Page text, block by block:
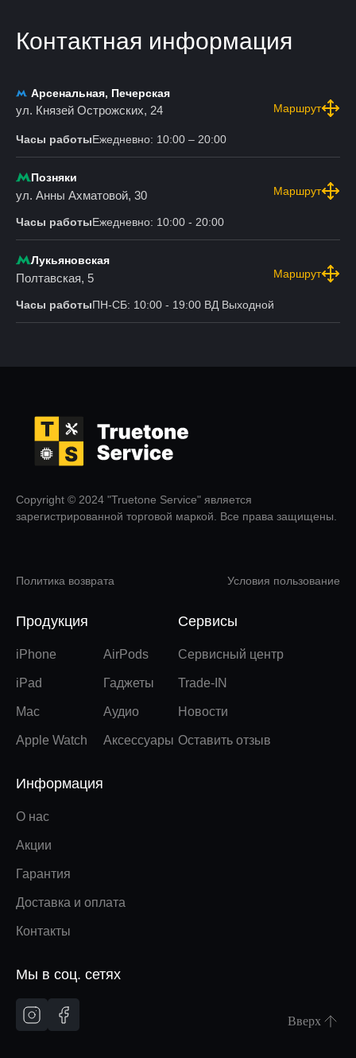
Контактная информация
Арсенальная, Печерская
ул. Князей Острожских, 24 Маршрут
Часы работыЕжедневно: 10:00 – 20:00
Позняки
ул. Анны Ахматовой, 30 Маршрут
Часы работыЕжедневно: 10:00 - 20:00
Лукьяновская
Полтавская, 5 Маршрут
Часы работыПН-СБ: 10:00 - 19:00 ВД Выходной
Copyright © 2024 "Truetone Service" является
зарегистрированной торговой маркой. Все права защищены.
Политика возврата Условия пользование
Продукция
iPhone
iPad
Mac
Apple Watch
AirPods
Гаджеты
Аудио
Аксессуары
Сервисы
Сервисный центр
Trade-IN
Новости
Оставить отзыв
Информация
О нас
Акции
Гарантия
Доставка и оплата
Контакты
Мы в соц. сетях
Вверх